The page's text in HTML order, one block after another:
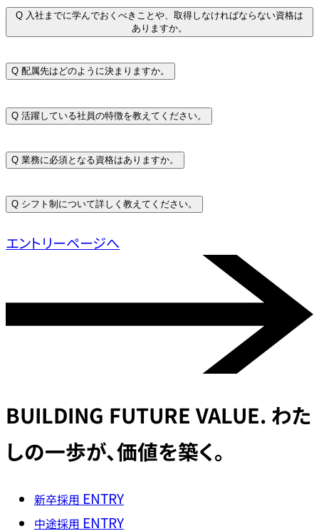
Q 入社までに学んでおくべきことや、取得しなければならない資格は
ありますか。
Q 配属先はどのように決まりますか。
Q 活躍している社員の特徴を教えてください。
Q 業務に必須となる資格はありますか。
Q シフト制について詳しく教えてください。
エントリーページへ
BUILDING FUTURE VALUE. わた
しの一歩が、価値を築く。
新卒採用 ENTRY
中途採用 ENTRY